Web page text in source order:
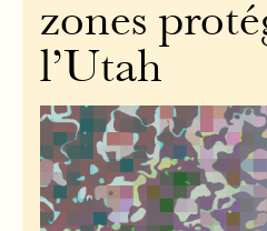
zones
l’Utah